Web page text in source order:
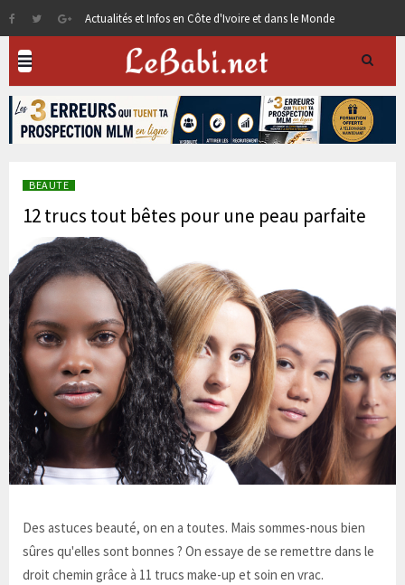
Actualités et Infos en Côte d'Ivoire et dans le Monde
BEAUTE
12 trucs tout bêtes pour une peau parfaite
Des astuces beauté, on en a toutes. Mais sommes-nous bien
sûres qu'elles sont bonnes ? On essaye de se remettre dans le
droit chemin grâce à 11 trucs make-up et soin en vrac.